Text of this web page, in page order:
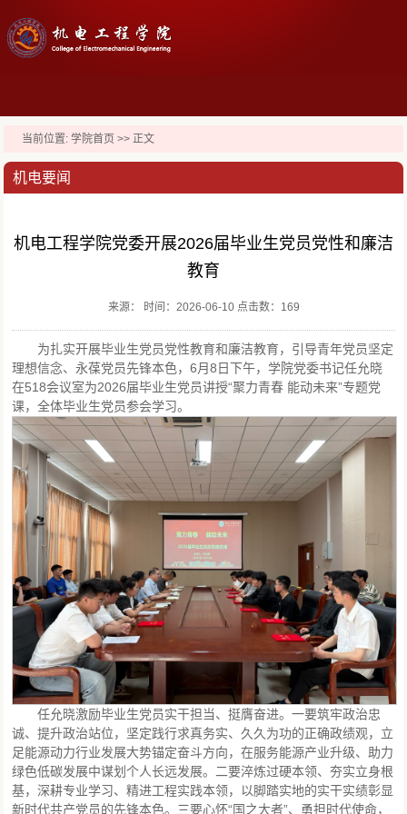
当前位置:学院首页 >> 正文
机电要闻
机电工程学院党委开展2026届毕业生党员党性和廉洁
教育
来源： 时间：2026-06-10 点击数： 169
为扎实开展毕业生党员党性教育和廉洁教育，引导青年党员坚定
理想信念、永葆党员先锋本色，6月8日下午，学院党委书记任允晓
在518会议室为2026届毕业生党员讲授“聚力青春 能动未来”专题党
课，全体毕业生党员参会学习。
任允晓激励毕业生党员实干担当、挺膺奋进。一要筑牢政治忠
诚、提升政治站位，坚定践行求真务实、久久为功的正确政绩观，立
足能源动力行业发展大势锚定奋斗方向，在服务能源产业升级、助力
绿色低碳发展中谋划个人长远发展。二要淬炼过硬本领、夯实立身根
基，深耕专业学习、精进工程实践本领，以脚踏实地的实干实绩彰显
新时代共产党员的先锋本色。三要心怀“国之大者”、勇担时代使命，